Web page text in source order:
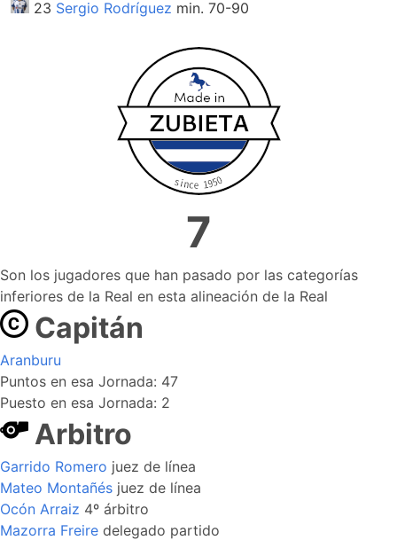
23 Sergio Rodríguez min. 70-90
7
Son los jugadores que han pasado por las categorías
inferiores de la Real en esta alineación de la Real
Capitán
Aranburu
Puntos en esa Jornada: 47
Puesto en esa Jornada: 2
Arbitro
Garrido Romero juez de línea
Mateo Montañés juez de línea
Ocón Arraiz 4º árbitro
Mazorra Freire delegado partido